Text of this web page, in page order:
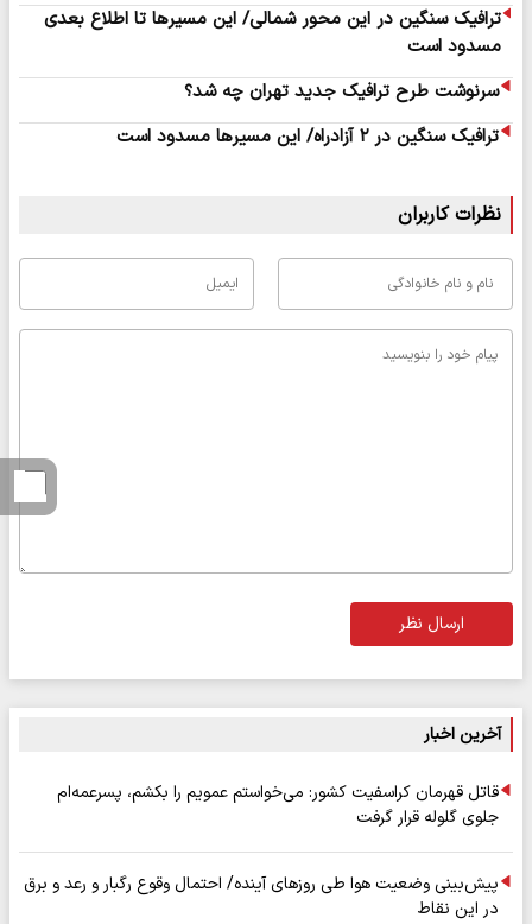
ترافیک سنگین در این محور شمالی/ این مسیرها تا اطلاع بعدی
مسدود است
سرنوشت طرح ترافیک جدید تهران چه شد؟
ترافیک سنگین در ۲ آزادراه‌/ این مسیرها مسدود است
نظرات کاربران
ارسال نظر
آخرین اخبار
قاتل قهرمان کراسفیت کشور: می‌خواستم عمویم را بکشم، پسرعمه‌ام
جلوی گلوله قرار گرفت
پیش‌بینی وضعیت هوا طی روزهای آینده/ احتمال وقوع رگبار و رعد و برق
در این نقاط